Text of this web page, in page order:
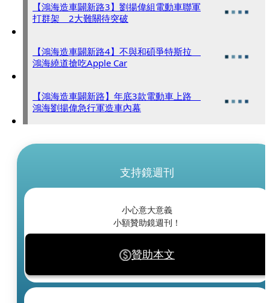
【鴻海造車闢新路3】劉揚偉組電動車聯軍
打群架 2大難關待突破
【鴻海造車闢新路4】不與和碩爭特斯拉
鴻海繞道搶吃Apple Car
【鴻海造車闢新路】年底3款電動車上路
鴻海劉揚偉急行軍造車內幕
支持鏡週刊
小心意大意義
小額贊助鏡週刊！
贊助本文